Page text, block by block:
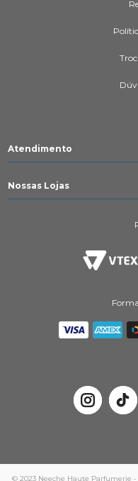
Atendimento
Nossas Lojas
© 2023 Neeche Haute Parfumerie -